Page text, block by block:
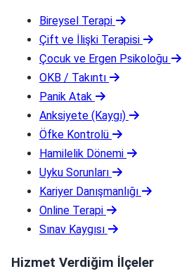
Bireysel Terapi
Çift ve İlişki Terapisi
Çocuk ve Ergen Psikoloğu
OKB / Takıntı
Panik Atak
Anksiyete (Kaygı)
Öfke Kontrolü
Hamilelik Dönemi
Uyku Sorunları
Kariyer Danışmanlığı
Online Terapi
Sınav Kaygısı
Hizmet Verdiğim İlçeler